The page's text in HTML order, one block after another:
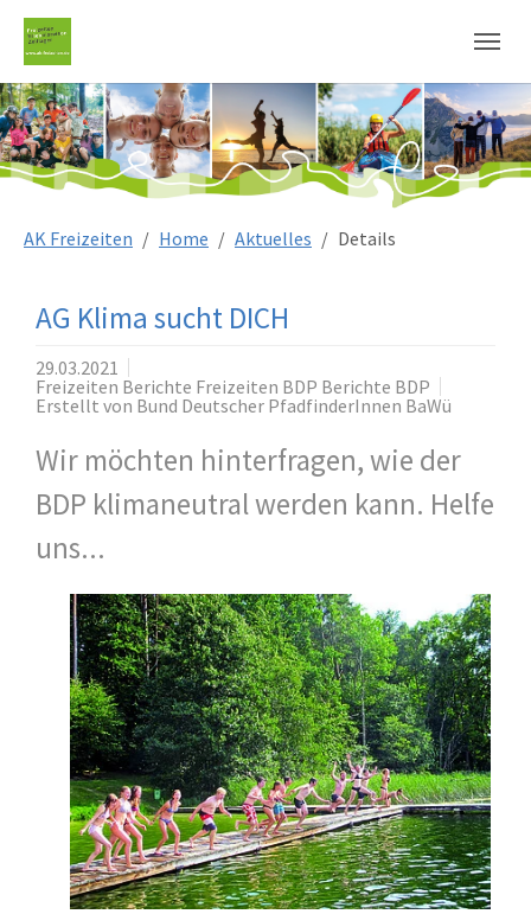
AK Freizeiten Home Aktuelles Details
AG Klima sucht DICH
29.03.2021
Freizeiten Berichte Freizeiten BDP Berichte BDP
Erstellt von Bund Deutscher PfadfinderInnen BaWü
Wir möchten hinterfragen, wie der
BDP klimaneutral werden kann. Helfe
uns...